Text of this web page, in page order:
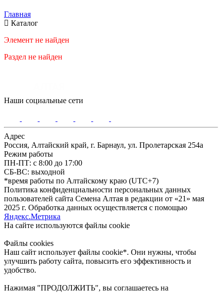
Главная
Каталог
Элемент не найден
Раздел не найден
Наши социальные сети
Адрес
Россия, Алтайский край, г. Барнаул, ул. Пролетарская 254а
Режим работы
ПН-ПТ: с 8:00 до 17:00
СБ-ВС: выходной
*время работы по Алтайскому краю (UTC+7)
Политика конфиденциальности персональных данных
пользователей сайта Семена Алтая в редакции от «21» мая
2025 г. Обработка данных осуществляется с помощью
Яндекс.Метрика
На сайте используются файлы сookie
Файлы cookies
Наш сайт использует файлы cookie*. Они нужны, чтобы
улучшить работу сайта, повысить его эффективность и
удобство.
Нажимая "ПРОДОЛЖИТЬ", вы соглашаетесь на